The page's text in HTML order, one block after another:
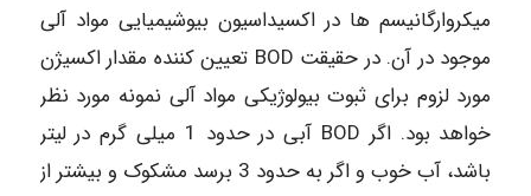
میکروارگانیسم ها در اکسیداسیون بیوشیمیایی مواد آلی
موجود در آن. در حقیقت BOD تعیین کننده مقدار اکسیژن
مورد لزوم برای ثبوت بیولوژیکی مواد آلی نمونه مورد نظر
خواهد بود. اگر BOD آبی در حدود 1 میلی گرم در لیتر
باشد، آب خوب و اگر به حدود 3 برسد مشکوک و بیشتر از